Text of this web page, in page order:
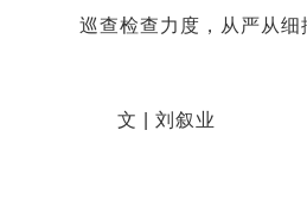
巡查检查力度，从严从细
文 | 刘叙业